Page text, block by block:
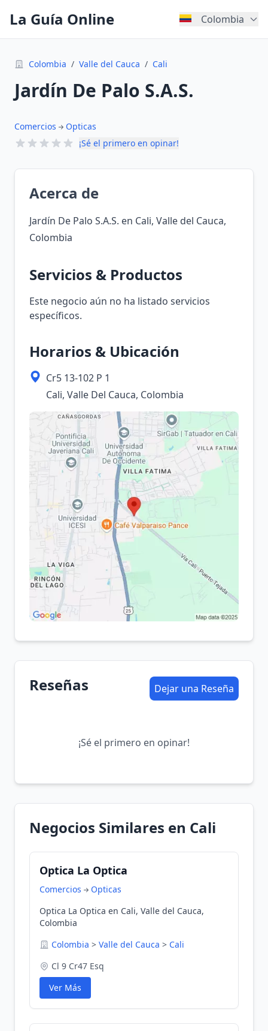
La Guía Online Colombia
Colombia / Valle del Cauca / Cali
Jardín De Palo S.A.S.
Comercios
Opticas
¡Sé el primero en opinar!
Acerca de
Jardín De Palo S.A.S. en Cali, Valle del Cauca,
Colombia
Servicios & Productos
Este negocio aún no ha listado servicios
específicos.
Horarios & Ubicación
Cr5 13-102 P 1
Cali, Valle Del Cauca, Colombia
Reseñas Dejar una Reseña
¡Sé el primero en opinar!
Negocios Similares en Cali
Optica La Optica
Comercios
Opticas
Optica La Optica en Cali, Valle del Cauca,
Colombia
Colombia > Valle del Cauca > Cali
Cl 9 Cr47 Esq
Ver Más